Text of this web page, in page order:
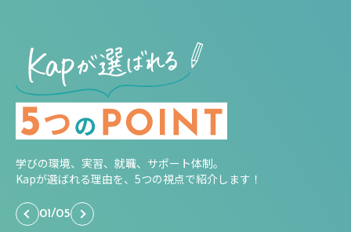
学びの環境、実習、就職、サポート体制。
Kapが選ばれる理由を、5つの視点で紹介します！
01/05